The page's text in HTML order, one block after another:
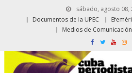
sábado, agosto 08,
Documentos de la UPEC
Medios de